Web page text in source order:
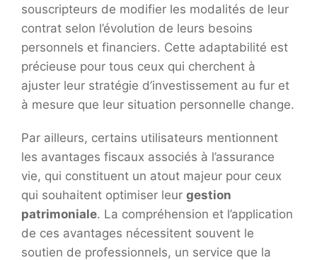
souscripteurs de modifier les modalités de leur
contrat selon l’évolution de leurs besoins
personnels et financiers. Cette adaptabilité est
précieuse pour tous ceux qui cherchent à
ajuster leur stratégie d’investissement au fur et
à mesure que leur situation personnelle change.
Par ailleurs, certains utilisateurs mentionnent
les avantages fiscaux associés à l’assurance
vie, qui constituent un atout majeur pour ceux
qui souhaitent optimiser leur gestion
patrimoniale. La compréhension et l’application
de ces avantages nécessitent souvent le
soutien de professionnels, un service que la